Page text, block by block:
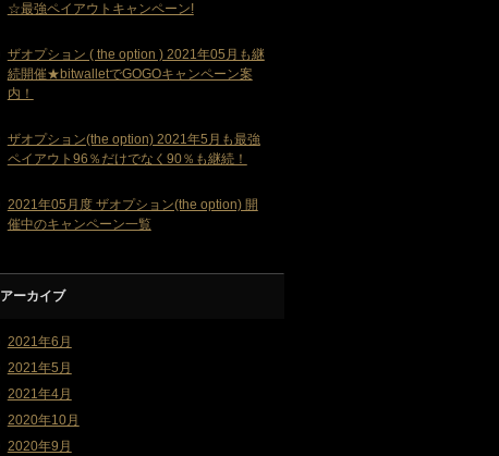
☆最強ペイアウトキャンペーン!
ザオプション ( the option ) 2021年05月も継
続開催★bitwalletでGOGOキャンペーン案
内！
ザオプション(the option) 2021年5月も最強
ペイアウト96％だけでなく90％も継続！
2021年05月度 ザオプション(the option) 開
催中のキャンペーン一覧
アーカイブ
2021年6月
2021年5月
2021年4月
2020年10月
2020年9月